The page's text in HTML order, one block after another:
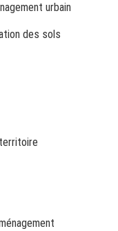
urbain
des sols